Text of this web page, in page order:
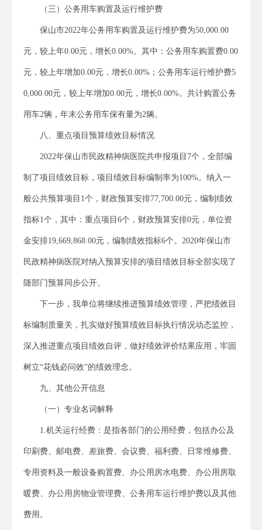
（三）公务用车购置及运行维护费
保山市2022年公务用车购置及运行维护费为50,000.00
元，较上年0.00元，增长0.00%。其中：公务用车购置费0.00
元，较上年增加0.00元，增长0.00%；公务用车运行维护费5
0,000.00元，较上年增加0.00元，增长0.00%。共计购置公务
用车2辆，年末公务用车保有量为2辆。
八、重点项目预算绩效目标情况
2022年保山市民政精神病医院共申报项目7个，全部编
制了项目绩效目标，项目绩效目标编制率为100%。纳入一
般公共预算项目1个，财政预算安排77,700.00元，编制绩效
指标1个，其中：重点项目6个，财政预算安排0元，单位资
金安排19,669,868.00元，编制绩效指标6个。2020年保山市
民政精神病医院对纳入预算安排的项目绩效目标全部实现了
随部门预算同步公开。
下一步，我单位将继续推进预算绩效管理，严把绩效目
标编制质量关，扎实做好预算绩效目标执行情况动态监控，
深入推进重点项目绩效自评，做好绩效评价结果应用，牢固
树立“花钱必问效”的绩效理念。
九、其他公开信息
（一）专业名词解释
1.机关运行经费：是指各部门的公用经费，包括办公及
印刷费、邮电费、差旅费、会议费、福利费、日常维修费、
专用资料及一般设备购置费、办公用房水电费、办公用房取
暖费、办公用房物业管理费、公务用车运行维护费以及其他
费用。